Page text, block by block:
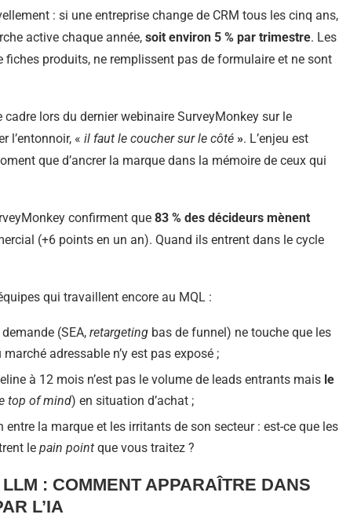
: si une entreprise change de CRM tous les cinq ans,
active chaque année, soit environ 5 % par trimestre. Les
produits, ne remplissent pas de formulaire et ne sont
lors du dernier webinaire SurveyMonkey sur le
l’entonnoir, « il faut le coucher sur le côté ». L’enjeu est
que d’ancrer la marque dans la mémoire de ceux qui
confirment que 83 % des décideurs mènent
(+6 points en un an). Quand ils entrent dans le cycle
qui travaillent encore au MQL :
(SEA, retargeting bas de funnel) ne touche que les
adressable n’y est pas exposé ;
à 12 mois n’est pas le volume de leads entrants mais le
top of mind) en situation d’achat ;
la marque et les irritants de son secteur : est-ce que les
le pain point que vous traitez ?
: COMMENT APPARAÎTRE DANS
L’IA